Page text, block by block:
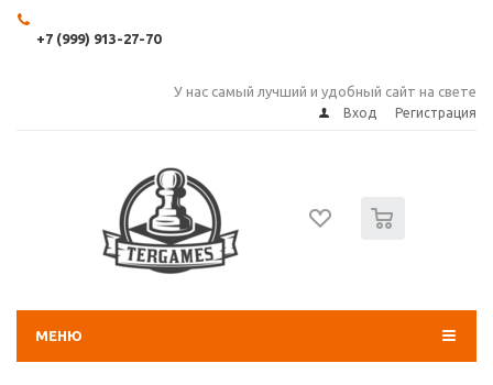
+7 (999) 913-27-70
У нас самый лучший и удобный сайт на свете
Вход Регистрация
МЕНЮ